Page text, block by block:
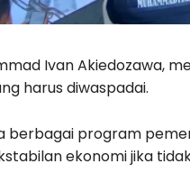
Ivan Akiedozawa,
harus diwaspadai.
berbagai program
ekonomi jika